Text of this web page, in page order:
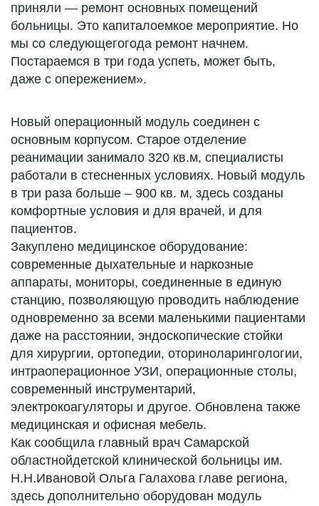
приняли — ремонт основных помещений
больницы. Это капиталоемкое мероприятие. Но
мы со следующегогода ремонт начнем.
Постараемся в три года успеть, может быть,
даже с опережением».
Новый операционный модуль соединен с
основным корпусом. Старое отделение
реанимации занимало 320 кв.м, специалисты
работали в стесненных условиях. Новый модуль
в три раза больше – 900 кв. м, здесь созданы
комфортные условия и для врачей, и для
пациентов.
Закуплено медицинское оборудование:
современные дыхательные и наркозные
аппараты, мониторы, соединенные в единую
станцию, позволяющую проводить наблюдение
одновременно за всеми маленькими пациентами
даже на расстоянии, эндоскопические стойки
для хирургии, ортопедии, оториноларингологии,
интраоперационное УЗИ, операционные столы,
современный инструментарий,
электрокоагуляторы и другое. Обновлена также
медицинская и офисная мебель.
Как сообщила главный врач Самарской
областнойдетской клинической больницы им.
Н.Н.Ивановой Ольга Галахова главе региона,
здесь дополнительно оборудован модуль